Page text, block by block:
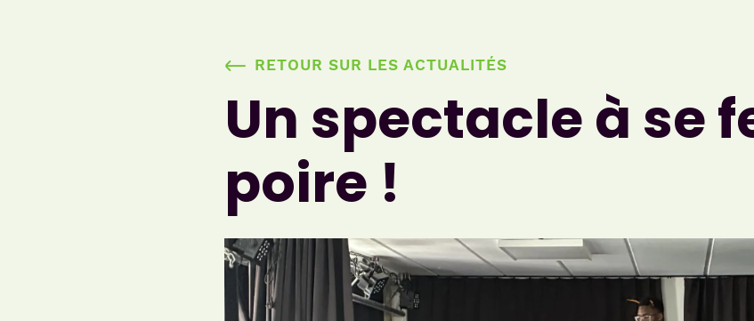
RETOUR SUR LES ACTUALITÉS
Un spectacle à se
poire !